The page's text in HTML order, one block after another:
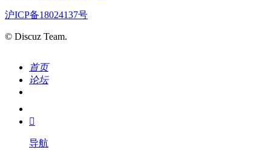
沪ICP备18024137号
© Discuz Team.
首页
论坛
我的

导航